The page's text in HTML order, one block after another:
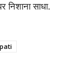
साधा.